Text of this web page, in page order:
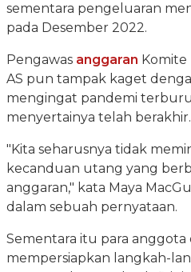
sementara pengeluaran
pada Desember 2022.
Pengawas anggaran Komite
AS pun tampak kaget
mengingat pandemi
menyertainya telah berakhir.
"Kita seharusnya tidak
kecanduan utang yang
anggaran," kata Maya
dalam sebuah pernyataan.
Sementara itu para anggota
mempersiapkan langkah-